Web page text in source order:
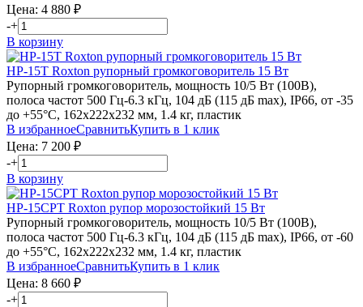
Цена: 4 880 ₽
-+
В корзину
HP-15T Roxton рупорный громкоговоритель 15 Вт
Рупорный громкоговоритель, мощность 10/5 Вт (100В),
полоса частот 500 Гц-6.3 кГц, 104 дБ (115 дБ max), IP66, от -35
до +55°С, 162х222х232 мм, 1.4 кг, пластик
В избранноеСравнитьКупить в 1 клик
Цена: 7 200 ₽
-+
В корзину
HP-15CPT Roxton рупор морозостойкий 15 Вт
Рупорный громкоговоритель, мощность 10/5 Вт (100В),
полоса частот 500 Гц-6.3 кГц, 104 дБ (115 дБ max), IP66, от -60
до +55°С, 162х222х232 мм, 1.4 кг, пластик
В избранноеСравнитьКупить в 1 клик
Цена: 8 660 ₽
-+